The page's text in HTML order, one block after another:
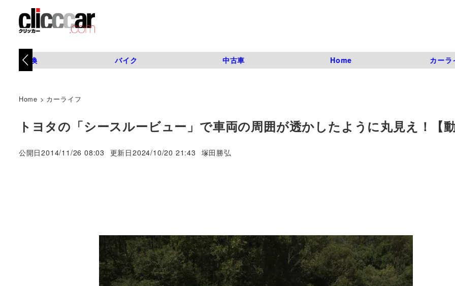
タイヤ交換 バイク 中古車 Home カーラ
Home > カーライフ
トヨタの「シースルービュー」で車両の周囲が透かしたように丸見え！【
公開日2014/11/26 08:03 更新日2024/10/20 21:43
著
塚田勝弘